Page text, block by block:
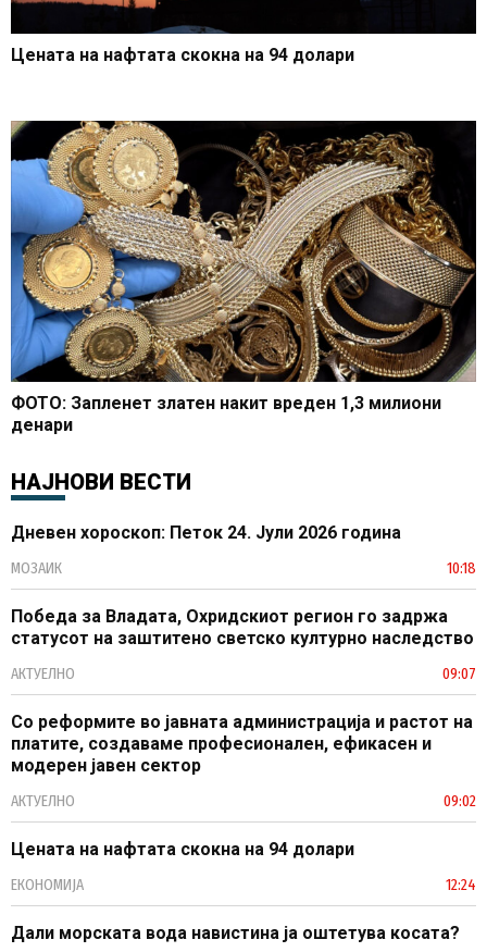
Цената на нафтата скокна на 94 долари
ФОТО: Запленет златен накит вреден 1,3 милиони
денари
НАЈНОВИ ВЕСТИ
Дневен хороскоп: Петок 24. Јули 2026 година
МОЗАИК 10:18
Победа за Владата, Охридскиот регион го задржа
статусот на заштитено светско културно наследство
АКТУЕЛНО 09:07
Со реформите во јавната администрација и растот на
платите, создаваме професионален, ефикасен и
модерен јавен сектор
АКТУЕЛНО 09:02
Цената на нафтата скокна на 94 долари
ЕКОНОМИЈА 12:24
Дали морската вода навистина ја оштетува косата?